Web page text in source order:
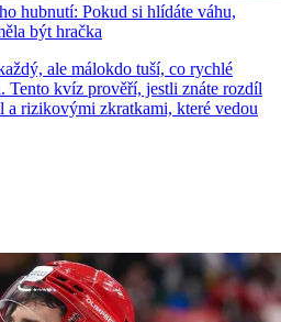
hubnutí: Pokud si hlídáte váhu,
být hračka
ale málokdo tuší, co rychlé
Tento kvíz prověří, jestli znáte rozdíl
a rizikovými zkratkami, které vedou